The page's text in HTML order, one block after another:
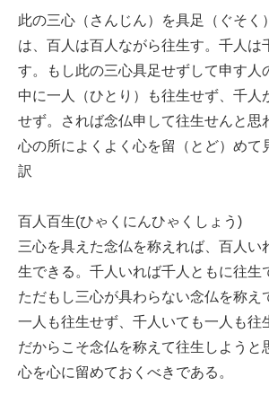
此の三心（さんじん）を具足（ぐそく
は、百人は百人ながら往生す。千人は
す。もし此の三心具足せずして申す人
中に一人（ひとり）も往生せず、千人
せず。されば念仏申して往生せんと思
心の所によくよく心を留（とど）めて
訳
百人百生(ひゃくにんひゃくしょう)
三心を具えた念仏を称えれば、百人い
生できる。千人いれば千人ともに往生
ただもし三心が具わらない念仏を称え
一人も往生せず、千人いても一人も往
だからこそ念仏を称えて往生しようと
心を心に留めておくべきである。